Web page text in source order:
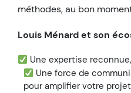
méthodes, au bon
Louis Ménard et son
Une expertise
Une force de
pour amplifier votre projet